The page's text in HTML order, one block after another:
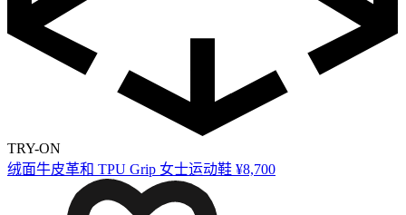
TRY-ON
绒面牛皮革和 TPU Grip 女士运动鞋 ¥8,700